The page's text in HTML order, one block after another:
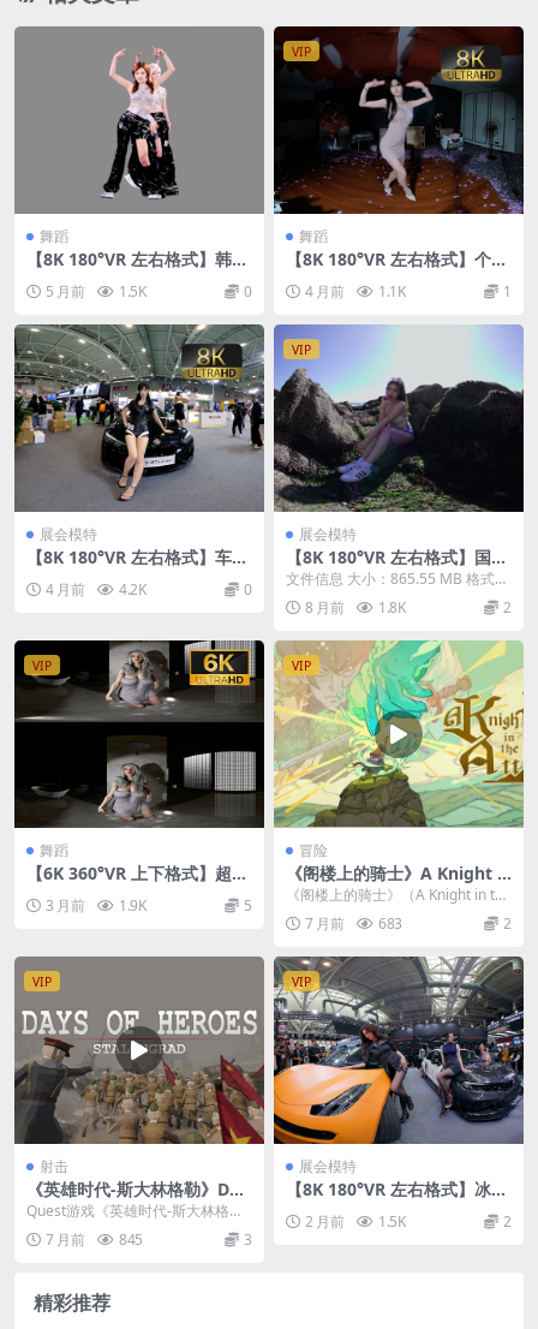
舞蹈
【8K 180°VR 左右格式】韩团
5 月前 1.5K 0
VIP
舞蹈
【8K 180°VR 左右格式】个人
4 月前 1.1K 1
展会模特
【8K 180°VR 左右格式】车展
4 月前 4.2K 0
VIP
展会模特
【8K 180°VR 左右格式】国外
模特 0914-05
文件信息 大小：865.55 MB 格式：
mp4（3D左右格式） 时长：04:0...
8 月前 1.8K 2
VIP
舞蹈
【6K 360°VR 上下格式】超美
3 月前 1.9K 5
VIP
冒险
《阁楼上的骑士》A Knight i
n the Attic v119.119
《阁楼上的骑士》（A Knight in the
Attic）是一款非常有创意的...
7 月前 683 2
VIP
射击
《英雄时代-斯大林格勒》Day
s of Heroes – Stalingrad v1.
Quest游戏《英雄时代-斯大林格
勒》（Days of Heroes - Sta...
7 月前 845 3
VIP
展会模特
【8K 180°VR 左右格式】冰冰
OW in China 2025
2 月前 1.5K 2
精彩推荐